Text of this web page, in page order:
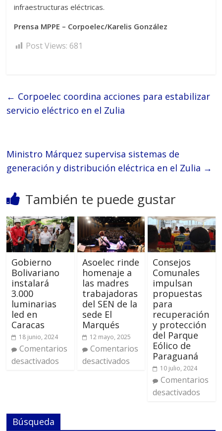
infraestructuras eléctricas.
Prensa MPPE – Corpoelec/Karelis González
Post Views: 681
← Corpoelec coordina acciones para estabilizar
servicio eléctrico en el Zulia
Ministro Márquez supervisa sistemas de
generación y distribución eléctrica en el Zulia →
También te puede gustar
Gobierno
Bolivariano
instalará
3.000
luminarias
led en
Caracas
18 junio, 2024
Comentarios
desactivados
Asoelec rinde
homenaje a
las madres
trabajadoras
del SEN de la
sede El
Marqués
12 mayo, 2025
Comentarios
desactivados
Consejos
Comunales
impulsan
propuestas
para
recuperación
y protección
del Parque
Eólico de
Paraguaná
10 julio, 2024
Comentarios
desactivados
Búsqueda